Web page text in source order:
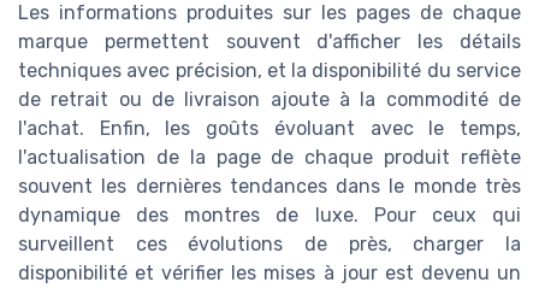
Les informations produites sur les pages de chaque
marque permettent souvent d'afficher les détails
techniques avec précision, et la disponibilité du service
de retrait ou de livraison ajoute à la commodité de
l'achat. Enfin, les goûts évoluant avec le temps,
l'actualisation de la page de chaque produit reflète
souvent les dernières tendances dans le monde très
dynamique des montres de luxe. Pour ceux qui
surveillent ces évolutions de près, charger la
disponibilité et vérifier les mises à jour est devenu un